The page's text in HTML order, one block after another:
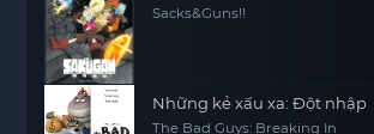
Sacks&Guns!!
Những kẻ xấu xa: Đột nhập
The Bad Guys: Breaking In